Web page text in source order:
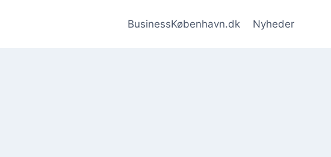
BusinessKøbenhavn.dk Nyheder